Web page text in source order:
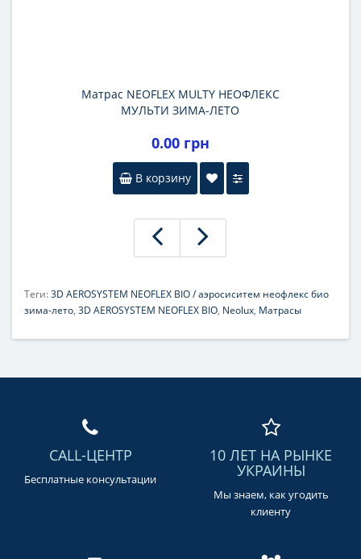
Матрас NEOFLEX MULTY НЕОФЛЕКС
МУЛЬТИ ЗИМА-ЛЕТО
0.00 грн
В корзину
Теги:3D AEROSYSTEM NEOFLEX BIO / аэросиситем неофлекс био
зима-лето, 3D AEROSYSTEM NEOFLEX BIO, Neolux, Матрасы
CALL-ЦЕНТР
Бесплатные консультации
10 ЛЕТ НА РЫНКЕ
УКРАИНЫ
Мы знаем, как угодить
клиенту